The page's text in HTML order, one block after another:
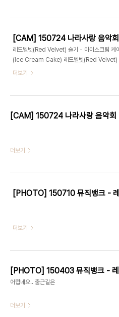
레드벨벳(Red Velvet) 슬기 - 아이스크림 케
(Ice Cream Cake) 레드벨벳(Red Velvet)
- 행복(Happiness)
더보기
더보기
더보기
어렵네요.. 출근길은
더보기